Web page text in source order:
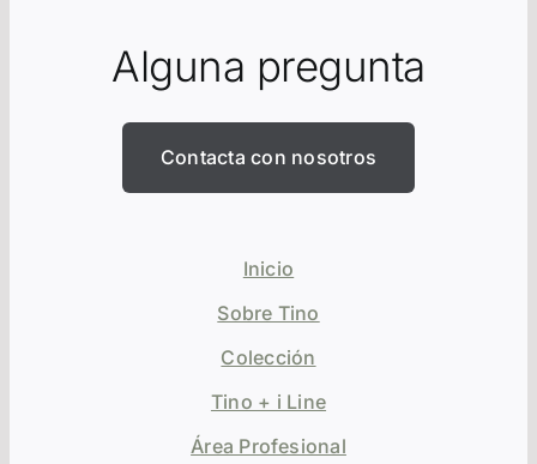
Alguna pregunta
Contacta con nosotros
Inicio
Sobre Tino
Colección
Tino + i Line
Área Profesional